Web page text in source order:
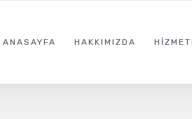
ANASAYFA HAKKIMIZDA